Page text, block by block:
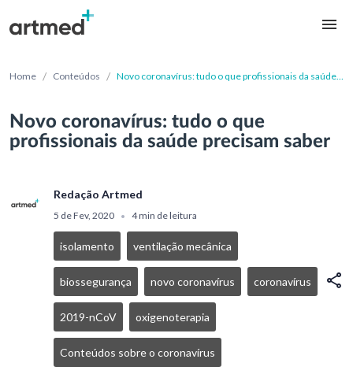
Home / Conteúdos / Novo coronavírus: tudo o que profissionais da saúde
Novo coronavírus: tudo o que
profissionais da saúde precisam saber
Redação Artmed
5 de Fev, 2020 • 4 min de leitura
isolamento ventilação mecânica
biossegurança novo coronavírus coronavírus
2019-nCoV oxigenoterapia
Conteúdos sobre o coronavírus